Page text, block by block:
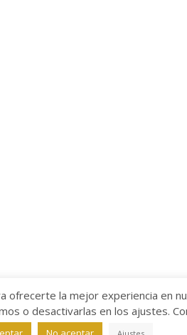
/Política de Privacidad /
ofrecerte la mejor experiencia en
o desactivarlas en los ajustes.